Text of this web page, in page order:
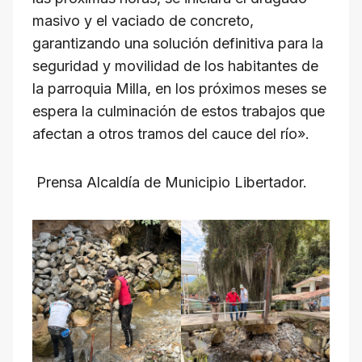
masivo y el vaciado de concreto,
garantizando una solución definitiva para la
seguridad y movilidad de los habitantes de
la parroquia Milla, en los próximos meses se
espera la culminación de estos trabajos que
afectan a otros tramos del cauce del río».
Prensa Alcaldía de Municipio Libertador.